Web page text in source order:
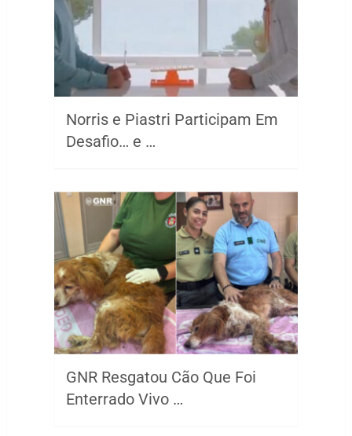
Norris e Piastri Participam Em
Desafio… e …
GNR Resgatou Cão Que Foi
Enterrado Vivo …